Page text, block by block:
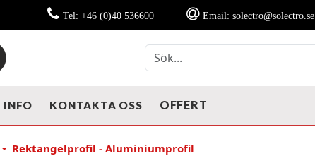
Tel: +46 (0)40 536600 Email: solectro@solectro.se
INFO KONTAKTA OSS OFFERT
Rektangelprofil - Aluminiumprofil